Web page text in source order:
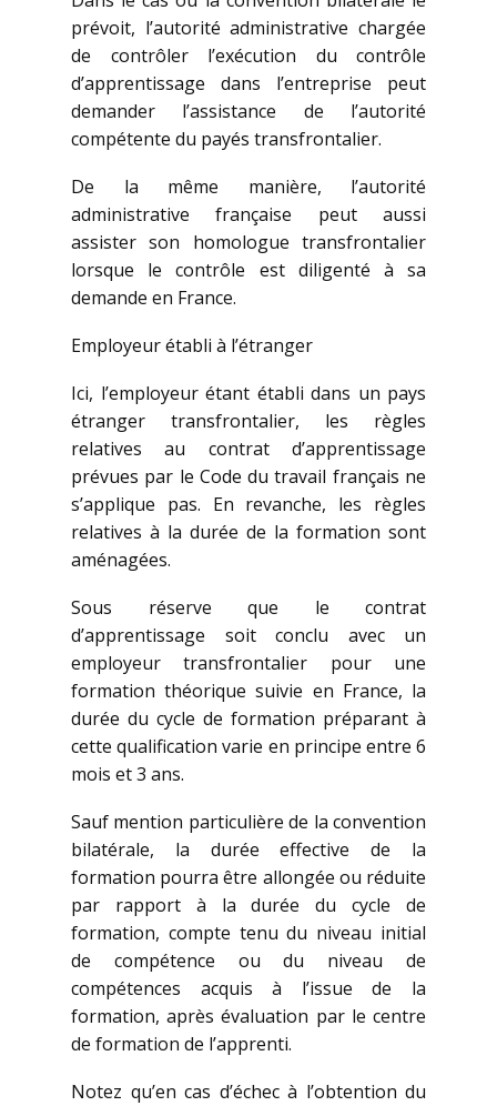
prévoit, l’autorité administrative chargée
de contrôler l’exécution du contrôle
d’apprentissage dans l’entreprise peut
demander l’assistance de l’autorité
compétente du payés transfrontalier.
De la même manière, l’autorité
administrative française peut aussi
assister son homologue transfrontalier
lorsque le contrôle est diligenté à sa
demande en France.
Employeur établi à l’étranger
Ici, l’employeur étant établi dans un pays
étranger transfrontalier, les règles
relatives au contrat d’apprentissage
prévues par le Code du travail français ne
s’applique pas. En revanche, les règles
relatives à la durée de la formation sont
aménagées.
Sous réserve que le contrat
d’apprentissage soit conclu avec un
employeur transfrontalier pour une
formation théorique suivie en France, la
durée du cycle de formation préparant à
cette qualification varie en principe entre 6
mois et 3 ans.
Sauf mention particulière de la convention
bilatérale, la durée effective de la
formation pourra être allongée ou réduite
par rapport à la durée du cycle de
formation, compte tenu du niveau initial
de compétence ou du niveau de
compétences acquis à l’issue de la
formation, après évaluation par le centre
de formation de l’apprenti.
Notez qu’en cas d’échec à l’obtention du